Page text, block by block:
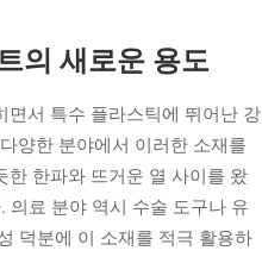
의 새로운 용도
면서 특수 플라스틱에 뛰어난 강
양한 분야에서 이러한 소재를
한 한파와 뜨거운 열 사이를 왔
의료 분야 역시 수술 도구나 유
덕분에 이 소재를 적극 활용하